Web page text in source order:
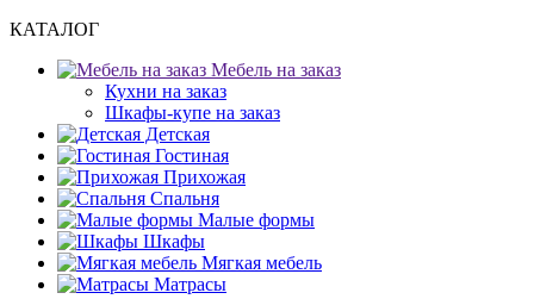
КАТАЛОГ
Мебель на заказ
Кухни на заказ
Шкафы-купе на заказ
Детская
Гостиная
Прихожая
Спальня
Малые формы
Шкафы
Мягкая мебель
Матрасы